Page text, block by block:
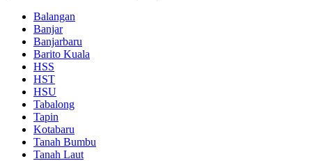
Balangan
Banjar
Banjarbaru
Barito Kuala
HSS
HST
HSU
Tabalong
Tapin
Kotabaru
Tanah Bumbu
Tanah Laut